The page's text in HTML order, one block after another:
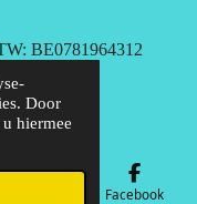
Door
hiermee
BE0781964312
Facebook